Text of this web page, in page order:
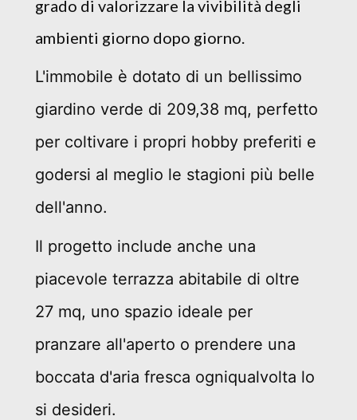
grado di valorizzare la vivibilità degli
ambienti giorno dopo giorno.
L'immobile è dotato di un bellissimo
giardino verde di 209,38 mq, perfetto
per coltivare i propri hobby preferiti e
godersi al meglio le stagioni più belle
dell'anno.
Il progetto include anche una
piacevole terrazza abitabile di oltre
27 mq, uno spazio ideale per
pranzare all'aperto o prendere una
boccata d'aria fresca ogniqualvolta lo
si desideri.